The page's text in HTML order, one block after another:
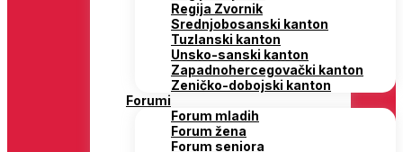
Regija Zvornik
Srednjobosanski kanton
Tuzlanski kanton
Unsko-sanski kanton
Zapadnohercegovački kanton
Zeničko-dobojski kanton
Forumi
Forum mladih
Forum žena
Forum seniora